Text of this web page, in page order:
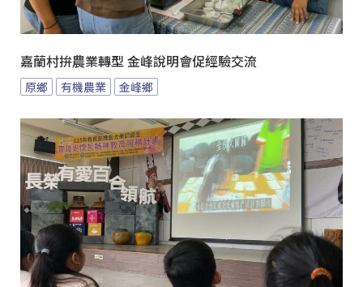
嘉蘭村拚農業轉型 金峰說明會促經驗交流
原鄉 有機農業 金峰鄉